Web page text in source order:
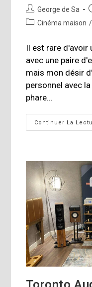
Auteur/autrice
de
George de Sa
PostCinéma maison /
Il est rare d'avoir
avec une paire
mais mon désir
personnel avec
phare…
Continuer La